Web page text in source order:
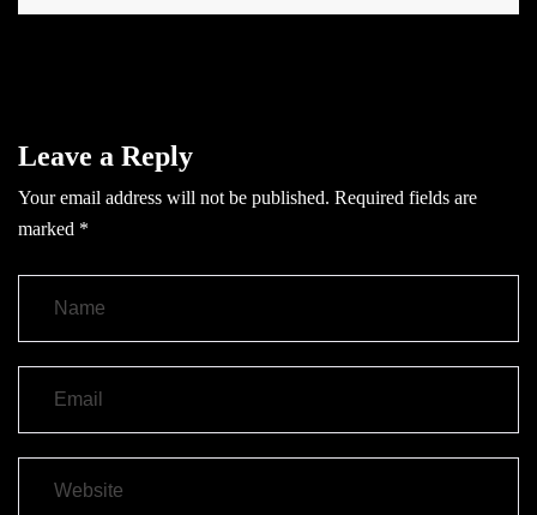
Leave a Reply
Your email address will not be published. Required fields are
marked *